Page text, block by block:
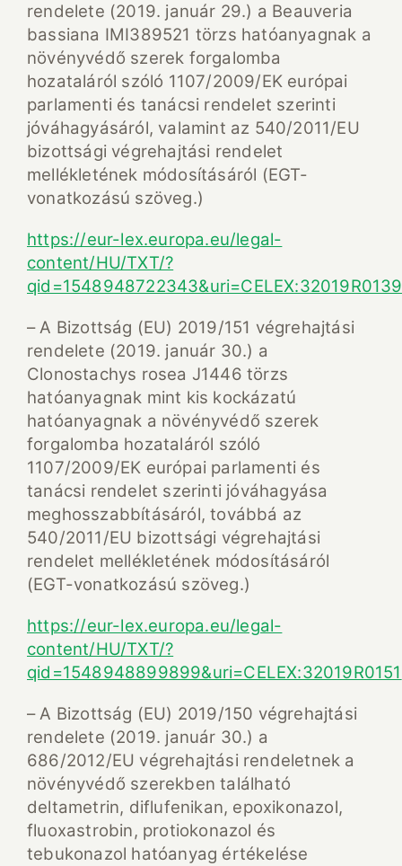
rendelete (2019. január 29.) a Beauveria
bassiana IMI389521 törzs hatóanyagnak a
növényvédő szerek forgalomba
hozataláról szóló 1107/2009/EK európai
parlamenti és tanácsi rendelet szerinti
jóváhagyásáról, valamint az 540/2011/EU
bizottsági végrehajtási rendelet
mellékletének módosításáról (EGT-
vonatkozású szöveg.)
https://eur-lex.europa.eu/legal-
content/HU/TXT/?
qid=1548948722343&uri=CELEX:32019R0139
– A Bizottság (EU) 2019/151 végrehajtási
rendelete (2019. január 30.) a
Clonostachys rosea J1446 törzs
hatóanyagnak mint kis kockázatú
hatóanyagnak a növényvédő szerek
forgalomba hozataláról szóló
1107/2009/EK európai parlamenti és
tanácsi rendelet szerinti jóváhagyása
meghosszabbításáról, továbbá az
540/2011/EU bizottsági végrehajtási
rendelet mellékletének módosításáról
(EGT-vonatkozású szöveg.)
https://eur-lex.europa.eu/legal-
content/HU/TXT/?
qid=1548948899899&uri=CELEX:32019R0151
– A Bizottság (EU) 2019/150 végrehajtási
rendelete (2019. január 30.) a
686/2012/EU végrehajtási rendeletnek a
növényvédő szerekben található
deltametrin, diflufenikan, epoxikonazol,
fluoxastrobin, protiokonazol és
tebukonazol hatóanyag értékelése